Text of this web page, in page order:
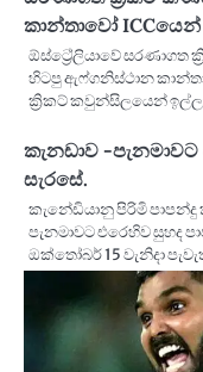
කාන්තාවෝ
ඕස්ට්‍රේලියාවේ
හිටපු ඇෆ්ගනිස්ථාන
ක්‍රිකට් කවුන්සිලයෙන්
කැනඩාව -
සැරසේ.
කැනේඩියානු පිරිමි
පැනමාවට එරෙහිව සුහද
ඔක්තෝබර් 15 වැනිදා